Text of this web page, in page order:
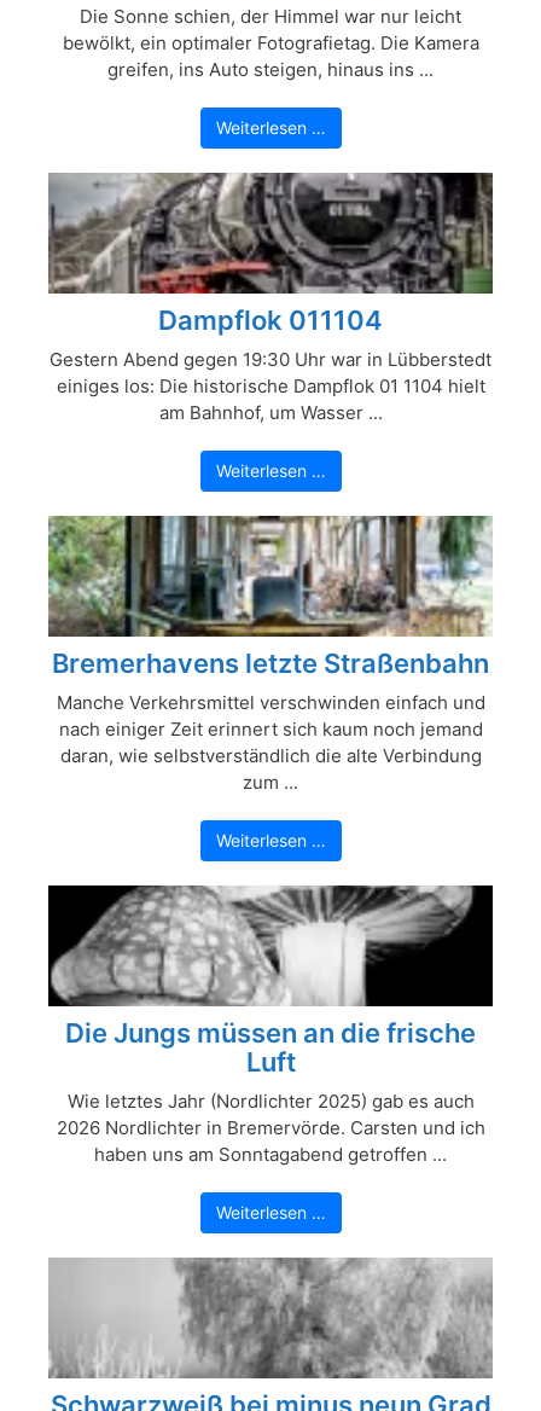
Die Sonne schien, der Himmel war nur leicht
bewölkt, ein optimaler Fotografietag. Die Kamera
greifen, ins Auto steigen, hinaus ins ...
Weiterlesen …
Dampflok 011104
Gestern Abend gegen 19:30 Uhr war in Lübberstedt
einiges los: Die historische Dampflok 01 1104 hielt
am Bahnhof, um Wasser ...
Weiterlesen …
Bremerhavens letzte Straßenbahn
Manche Verkehrsmittel verschwinden einfach und
nach einiger Zeit erinnert sich kaum noch jemand
daran, wie selbstverständlich die alte Verbindung
zum ...
Weiterlesen …
Die Jungs müssen an die frische
Luft
Wie letztes Jahr (Nordlichter 2025) gab es auch
2026 Nordlichter in Bremervörde. Carsten und ich
haben uns am Sonntagabend getroffen ...
Weiterlesen …
Schwarzweiß bei minus neun Grad